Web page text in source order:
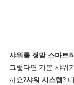
샤워를 정말 스마트
그렇다면 기본 샤워
까요?샤워 시스템?